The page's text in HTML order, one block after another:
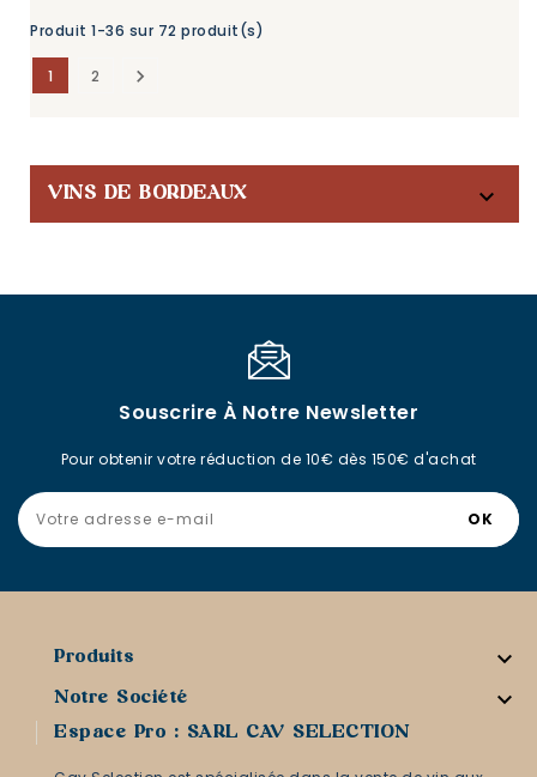
Produit 1-36 sur 72 produit(s)
1 2 
VINS DE BORDEAUX 
Souscrire À Notre Newsletter
Pour obtenir votre réduction de 10€ dès 150€ d'achat
Produits 
Notre Société 
Espace Pro : SARL CAV SELECTION